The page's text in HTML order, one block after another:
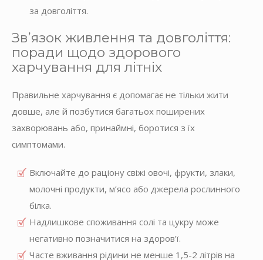
за довголіття.
Зв’язок живлення та довголіття:
поради щодо здорового
харчування для літніх
Правильне харчування є допомагає не тільки жити
довше, але й позбутися багатьох поширених
захворювань або, принаймні, боротися з їх
симптомами.
Включайте до раціону свіжі овочі, фрукти, злаки,
молочні продукти, м’ясо або джерела рослинного
білка.
Надлишкове споживання солі та цукру може
негативно позначитися на здоров’ї.
Часте вживання рідини не менше 1,5-2 літрів на